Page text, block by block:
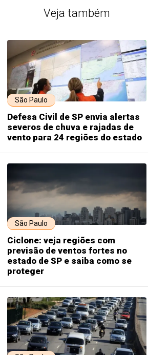
Veja também
São Paulo
Defesa Civil de SP envia alertas
severos de chuva e rajadas de
vento para 24 regiões do estado
São Paulo
Ciclone: veja regiões com
previsão de ventos fortes no
estado de SP e saiba como se
proteger